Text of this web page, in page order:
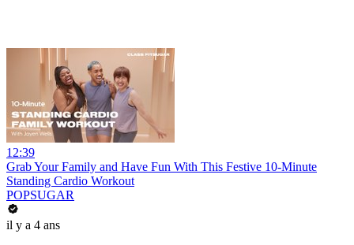
12:39
Grab Your Family and Have Fun With This Festive 10-Minute
Standing Cardio Workout
POPSUGAR
il y a 4 ans